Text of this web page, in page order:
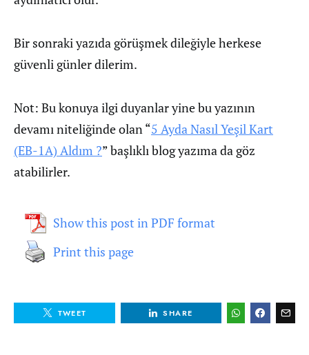
Bir sonraki yazıda görüşmek dileğiyle herkese
güvenli günler dilerim.
Not: Bu konuya ilgi duyanlar yine bu yazının
devamı niteliğinde olan “5 Ayda Nasıl Yeşil Kart
(EB-1A) Aldım ?” başlıklı blog yazıma da göz
atabilirler.
Show this post in PDF format
Print this page
TWEET SHARE